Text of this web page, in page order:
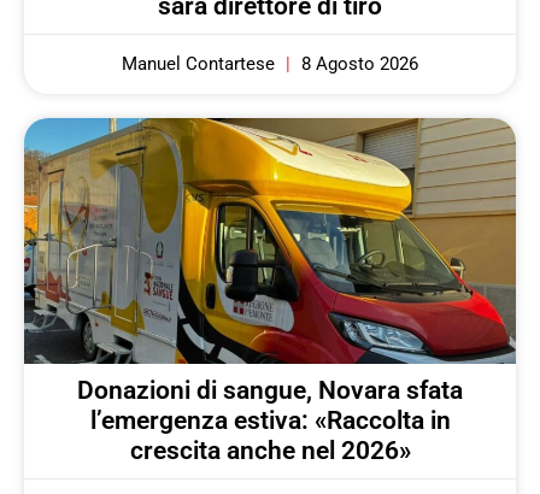
sarà direttore di tiro
Manuel Contartese 8 Agosto 2026
Donazioni di sangue, Novara sfata
l’emergenza estiva: «Raccolta in
crescita anche nel 2026»